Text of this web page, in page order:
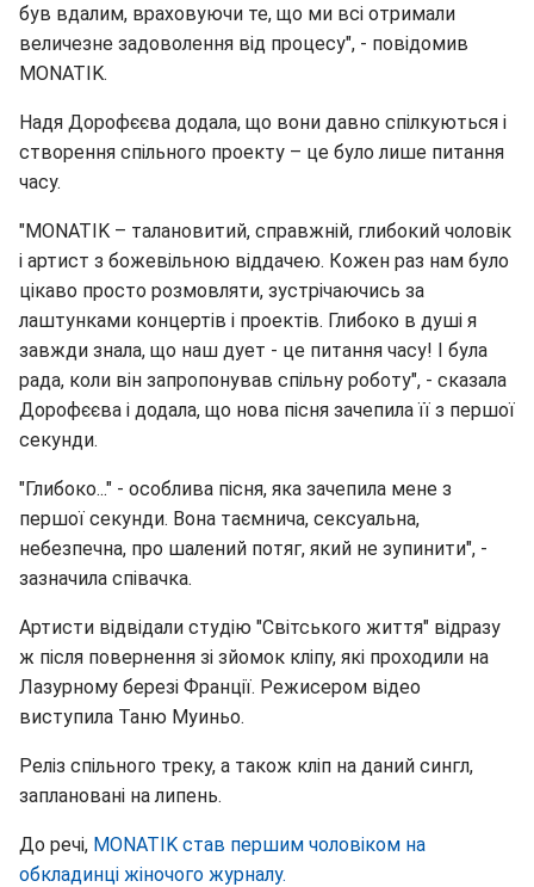
був вдалим, враховуючи те, що ми всі отримали
величезне задоволення від процесу", - повідомив
MONATIK.
Надя Дорофєєва додала, що вони давно спілкуються і
створення спільного проекту – це було лише питання
часу.
"MONATIK – талановитий, справжній, глибокий чоловік
і артист з божевільною віддачею. Кожен раз нам було
цікаво просто розмовляти, зустрічаючись за
лаштунками концертів і проектів. Глибоко в душі я
завжди знала, що наш дует - це питання часу! І була
рада, коли він запропонував спільну роботу", - сказала
Дорофєєва і додала, що нова пісня зачепила її з першої
секунди.
"Глибоко..." - особлива пісня, яка зачепила мене з
першої секунди. Вона таємнича, сексуальна,
небезпечна, про шалений потяг, який не зупинити", -
зазначила співачка.
Артисти відвідали студію "Світського життя" відразу
ж після повернення зі зйомок кліпу, які проходили на
Лазурному березі Франції. Режисером відео
виступила Таню Муиньо.
Реліз спільного треку, а також кліп на даний сингл,
заплановані на липень.
До речі, MONATIK став першим чоловіком на
обкладинці жіночого журналу.